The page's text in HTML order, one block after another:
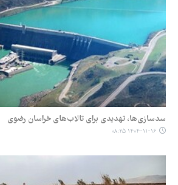
سدسازی‌ها، تهدیدی برای تالاب‌های خراسان رضوی
۱۴۰۴-۱۱-۱۶ ۰۸:۲۵